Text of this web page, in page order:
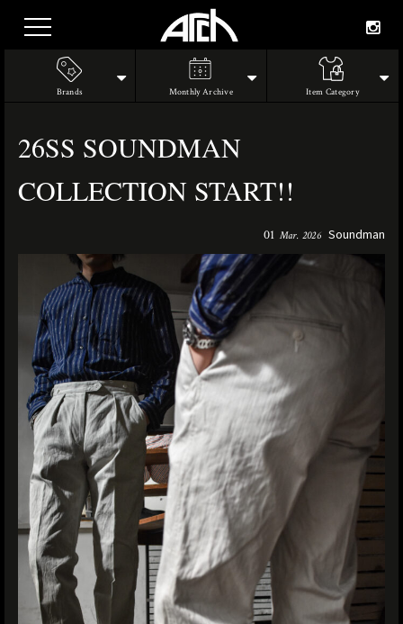
Brands Monthly Archive Item Category
26SS SOUNDMAN
COLLECTION START!!
01 Mar. 2026 Soundman